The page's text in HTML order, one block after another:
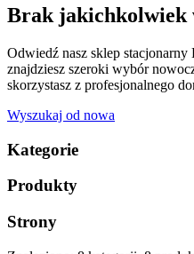
Brak jakichkolwiek
Odwiedź nasz sklep
znajdziesz szeroki wybór
skorzystasz z profesjonalnego
Wyszukaj od nowa
Kategorie
Produkty
Strony